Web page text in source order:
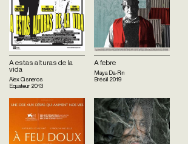
A estas alturas de la
vida
Alex Cisneros
Equateur 2013
A febre
Maya Da-Rin
Brésil 2019